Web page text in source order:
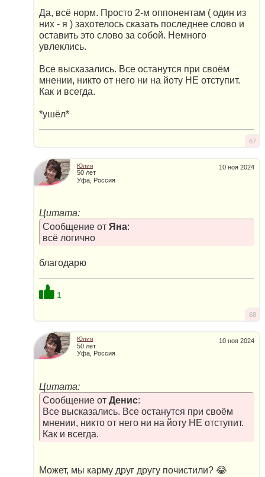
Да, всё норм. Просто 2-м оппонентам ( один из
них - я ) захотелось сказать последнее слово и
оставить это слово за собой. Немного
увлеклись.
Все высказались. Все останутся при своём
мнении, никто от него ни на йоту НЕ отступит.
Как и всегда.
*ушёл*
67
10 ноя 2024
Юлия
50 лет
Уфа, Россия
Цитата:
Сообщение от Яна:
всё логично
благодарю
1
68
10 ноя 2024
Юлия
50 лет
Уфа, Россия
Цитата:
Сообщение от Денис:
Все высказались. Все останутся при своём
мнении, никто от него ни на йоту НЕ отступит.
Как и всегда.
Может, мы карму друг другу почистили? 😂